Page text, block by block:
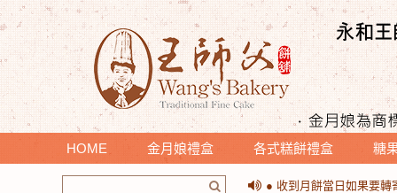
HOME 金月娘禮盒 各式糕餅禮盒 糖
＊提醒您收到月餅時，
● 收到月餅當日如果要轉